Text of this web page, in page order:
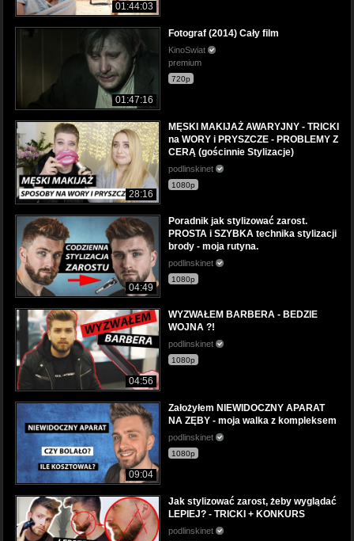
01:44:03
01:47:16
Fotograf (2014) Cały film
KinoSwiat
premium
720p
28:16
MĘSKI MAKIJAŻ AWARYJNY - TRICKI
na WORY i PRYSZCZE - PROBLEMY Z
CERĄ (gościnnie Stylizacje)
podlinskinet
1080p
04:49
Poradnik jak stylizować zarost.
PROSTA i SZYBKA technika stylizacji
brody - moja rutyna.
podlinskinet
1080p
04:56
WYZWAŁEM BARBERA - BEDZIE
WOJNA ?!
podlinskinet
1080p
09:04
Założyłem NIEWIDOCZNY APARAT
NA ZĘBY - moja walka z kompleksem
podlinskinet
1080p
Jak stylizować zarost, żeby wyglądać
LEPIEJ? - TRICKI + KONKURS
podlinskinet